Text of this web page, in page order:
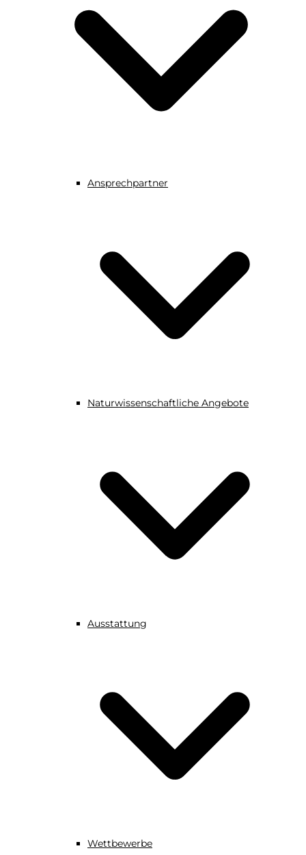
Ansprechpartner
Naturwissenschaftliche Angebote
Ausstattung
Wettbewerbe